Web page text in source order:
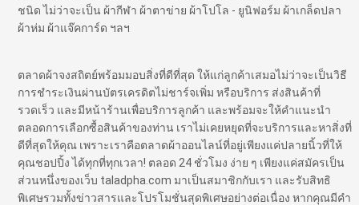
ชนิด ไม่ว่าจะเป็น ผ้ากีฬา ผ้าตาข่าย ผ้าโปโล - ยูนิฟอร์ม ผ้าเกล็ดปลา
ผ้าห่ม ผ้าแจ๊คการ์ด ฯลฯ
ตลาดผ้าจงสถิตย์พร้อมมอบสิ่งที่ดีที่สุด ให้แก่ลูกค้าเสมอไม่ว่าจะเป็นวิธี
การชำระเงินผ่านบัตรเครดิตไม่ชาร์จเพิ่ม หรือบริการ ส่งสินค้าที่
รวดเร็ว และมีหน้าร้านเพื่อบริการลูกค้า และพร้อมจะให้คำแนะนำ
ตลอดการเลือกซื้อสินค้าของท่าน เราไม่เคยหยุดที่จะบริการและหาสิ่งที่
ดีที่สุดให้คุณ เพราะเราคือตลาดผ้าออนไลน์ที่อยู่เพียงแค่ปลายนิ้วที่ให้
คุณชอปปิ้ง ได้ทุกที่ทุกเวลา! ตลอด 24 ชั่วโมง ง่าย ๆ เพียงแค่สมัครเป็น
ส่วนหนึ่งของเว็บ taladpha.com มาเป็นสมาชิกกับเรา และรับสิทธิ
พิเศษรวมทั้งข่าวสารและโปรโมชั่นสุดพิเศษอย่างต่อเนื่อง หากคุณมีคำ